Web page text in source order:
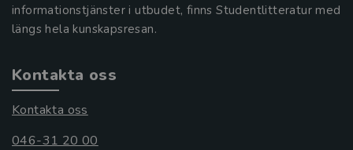
informationstjänster i utbudet, finns Studentlitteratur med
längs hela kunskapsresan.
Kontakta oss
Kontakta oss
046-31 20 00